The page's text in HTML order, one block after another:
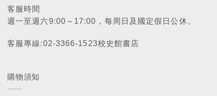
客服時間
週一至週六9:00～17:00，每周日及國定假日公休。
客服專線:02-3366-1523校史館書店
購物須知